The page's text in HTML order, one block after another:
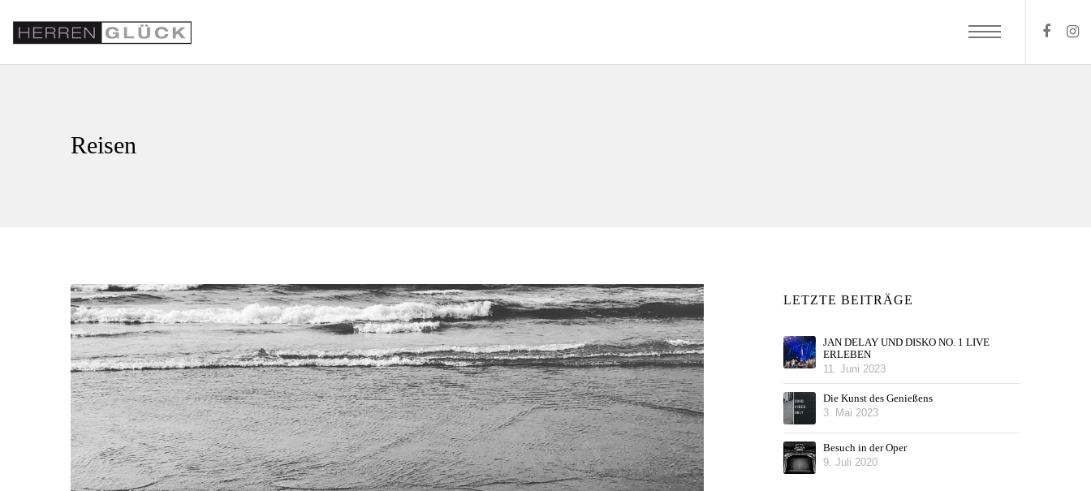
Reisen
LETZTE BEITRÄGE
JAN DELAY UND DISKO NO. 1 LIVE
ERLEBEN
11. Juni 2023
Die Kunst des Genießens
3. Mai 2023
Besuch in der Oper
9. Juli 2020